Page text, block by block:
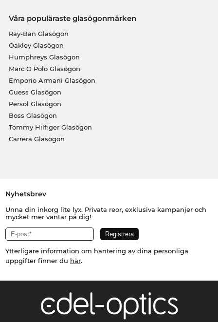
Våra populäraste glasögonmärken
Ray-Ban Glasögon
Oakley Glasögon
Humphreys Glasögon
Marc O Polo Glasögon
Emporio Armani Glasögon
Guess Glasögon
Persol Glasögon
Boss Glasögon
Tommy Hilfiger Glasögon
Carrera Glasögon
Nyhetsbrev
Unna din inkorg lite lyx. Privata reor, exklusiva kampanjer och
mycket mer väntar på dig!
Ytterligare information om hantering av dina personliga
uppgifter finner du här.